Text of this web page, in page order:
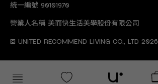
統一編號 90101970
營業人名稱 美而快生活美學股份有限公司
© UNITED RECOMMEND LIVING CO., LTD 2026